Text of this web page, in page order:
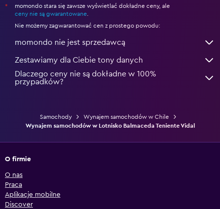
*
momondo stara się zawsze wyświetlać dokładne ceny, ale
ceny nie są gwarantowane.
Nie możemy zagwarantować cen z prostego powodu:
momondo nie jest sprzedawcą
Zestawiamy dla Ciebie tony danych
Dlaczego ceny nie są dokładne w 100%
przypadków?
Samochody
Wynajem samochodów w Chile
Wynajem samochodów w Lotnisko Balmaceda Teniente Vidal
O firmie
O nas
Praca
Aplikacje mobilne
Discover